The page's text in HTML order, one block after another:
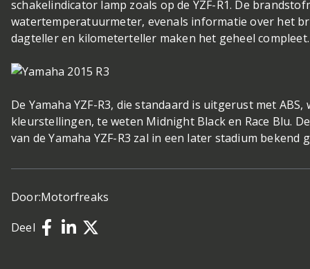
schakelindicator lamp zoals op de YZF-R1. De
watertemperatuurmeter, evenals informatie over het
dagteller en kilometerteller maken het geheel compleet.
De Yamaha YZF-R3, die standaard is uitgerust met
kleurstellingen, te weten Midnight Black en Race Blu.
van de Yamaha YZF-R3 zal in een later stadium bekend
Door:Motorfreaks
Deel